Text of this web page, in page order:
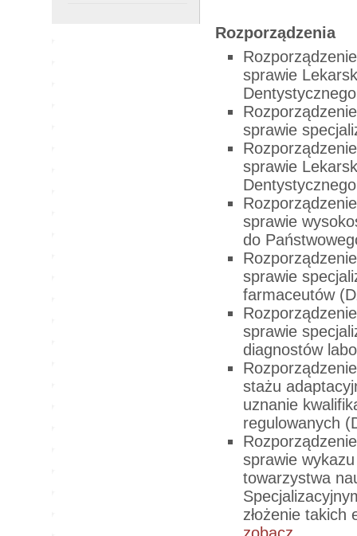
Rozporządzenia
sprawie
sprawie
sprawie
sprawie
do
sprawie
farmaceutów
sprawie
diagnostów
stażu
uznanie
regulowanych
sprawie
towarzystwa
złożenie